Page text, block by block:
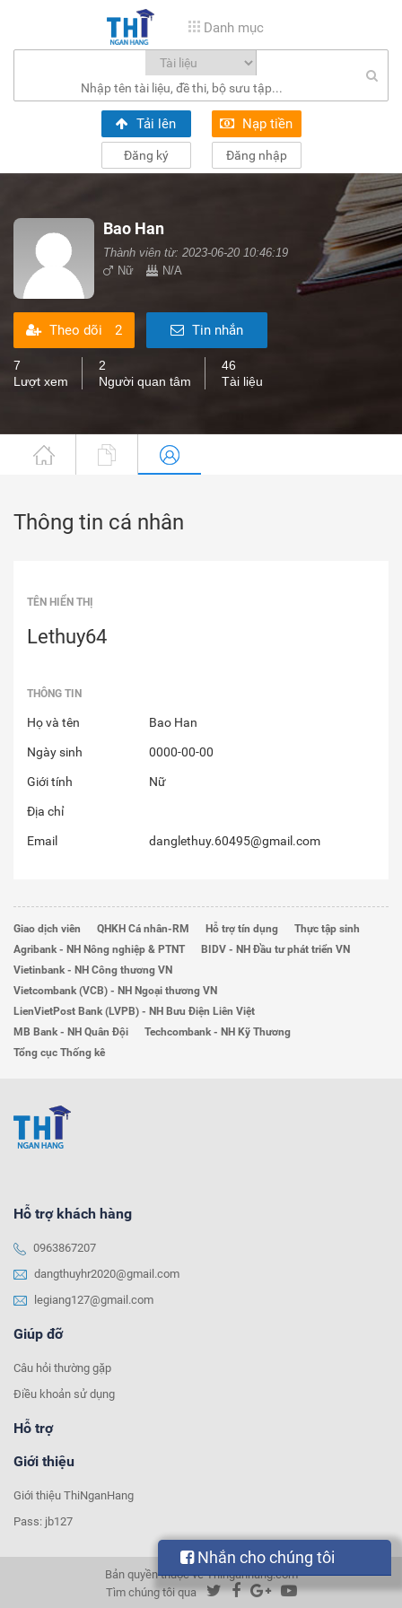
Danh mục
Tải lên Nạp tiền
Đăng ký Đăng nhập
Bao Han
Thành viên từ: 2023-06-20 10:46:19
Nữ
N/A
Theo dõi 2 Tin nhắn
7
Lượt xem
2
Người quan tâm
46
Tài liệu
Thông tin cá nhân
TÊN HIỂN THỊ
Lethuy64
THÔNG TIN
Họ và tên Bao Han
Ngày sinh 0000-00-00
Giới tính Nữ
Địa chỉ
Email danglethuy.60495@gmail.com
Giao dịch viên QHKH Cá nhân-RM Hỗ trợ tín dụng
Thực tập sinh
Agribank - NH Nông nghiệp & PTNT
BIDV - NH Đầu tư phát triển VN
Vietinbank - NH Công thương VN
Vietcombank (VCB) - NH Ngoại thương VN
LienVietPost Bank (LVPB) - NH Bưu Điện Liên Việt
MB Bank - NH Quân Đội
Techcombank - NH Kỹ Thương
Tổng cục Thống kê
Hỗ trợ khách hàng
0963867207
dangthuyhr2020@gmail.com
legiang127@gmail.com
Giúp đỡ
Câu hỏi thường gặp
Điều khoản sử dụng
Hỗ trợ
Giới thiệu
Giới thiệu ThiNganHang
Pass: jb127
Bản quyền thuộc về Thinganhang.com
Tìm chúng tôi qua
Nhắn cho chúng tôi